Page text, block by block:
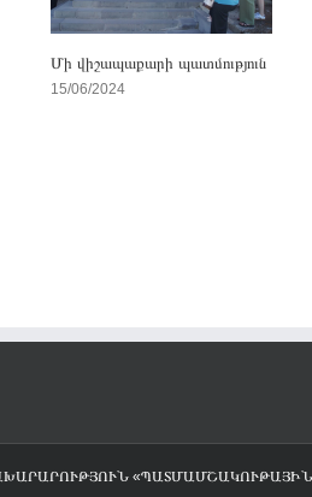
Մի վիշապաքարի պատմություն
15/06/2024